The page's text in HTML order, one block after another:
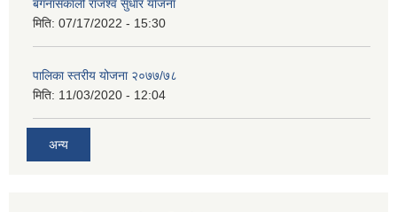
बगनासकाली राजश्व सुधार याेजना
मिति: 07/17/2022 - 15:30
पालिका स्तरीय योजना २०७७/७८
मिति: 11/03/2020 - 12:04
अन्य